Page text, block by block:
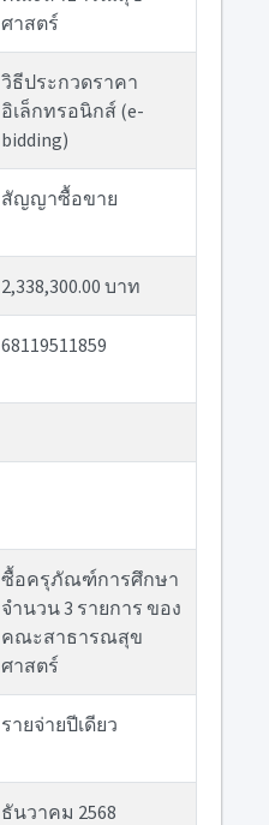
ศาสตร์
วิธีประกวดราคา
อิเล็กทรอนิกส์ (e-
bidding)
สัญญาซื้อขาย
2,338,300.00 บาท
68119511859
ซื้อครุภัณฑ์การศึกษา
จำนวน 3 รายการ ของ
คณะสาธารณสุข
ศาสตร์
รายจ่ายปีเดียว
ธันวาคม 2568